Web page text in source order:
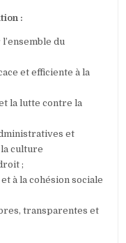
:
du
et efficiente à la
la lutte contre la
et
culture
;
à la cohésion sociale
transparentes et